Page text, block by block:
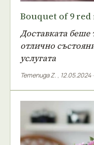
Bouquet of 9 red
Доставката беше
отлично
услугата
Temenuga Z. , 12.05.2024·